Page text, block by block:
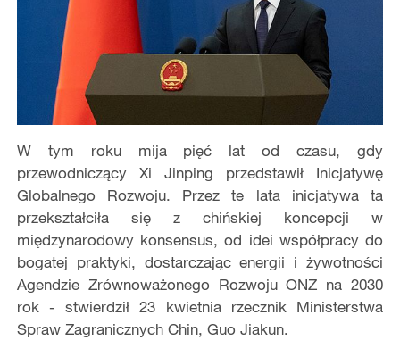
W tym roku mija pięć lat od czasu, gdy
przewodniczący Xi Jinping przedstawił Inicjatywę
Globalnego Rozwoju. Przez te lata inicjatywa ta
przekształciła się z chińskiej koncepcji w
międzynarodowy konsensus, od idei współpracy do
bogatej praktyki, dostarczając energii i żywotności
Agendzie Zrównoważonego Rozwoju ONZ na 2030
rok - stwierdził 23 kwietnia rzecznik Ministerstwa
Spraw Zagranicznych Chin, Guo Jiakun.